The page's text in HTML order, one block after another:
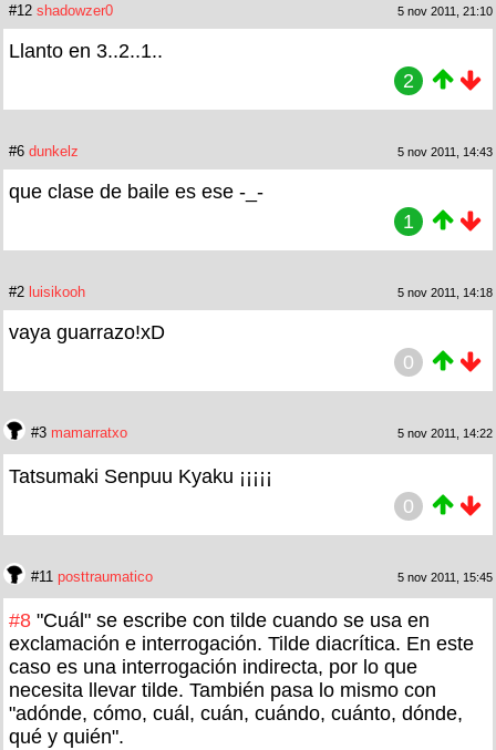
#12 shadowzer0 5 nov 2011, 21:10
Llanto en 3..2..1..
2
#6 dunkelz 5 nov 2011, 14:43
que clase de baile es ese -_-
1
#2 luisikooh 5 nov 2011, 14:18
vaya guarrazo!xD
0
#3 mamarratxo 5 nov 2011, 14:22
Tatsumaki Senpuu Kyaku ¡¡¡¡¡
0
#11 posttraumatico 5 nov 2011, 15:45
#8 "Cuál" se escribe con tilde cuando se usa en
exclamación e interrogación. Tilde diacrítica. En este
caso es una interrogación indirecta, por lo que
necesita llevar tilde. También pasa lo mismo con
"adónde, cómo, cuál, cuán, cuándo, cuánto, dónde,
qué y quién".